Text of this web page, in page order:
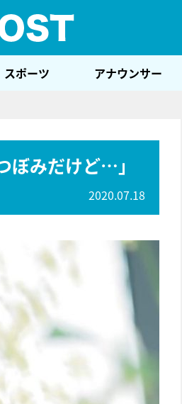
スポーツ アナウンサー
ぼみだけど…」
2020.07.18
『アイ＝ラブ！げーみんぐ』＝LOV
E齋藤樹愛羅＆佐々木舞香SPインタ
ビュー